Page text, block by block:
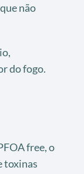
não
do fogo.
free, o
toxinas